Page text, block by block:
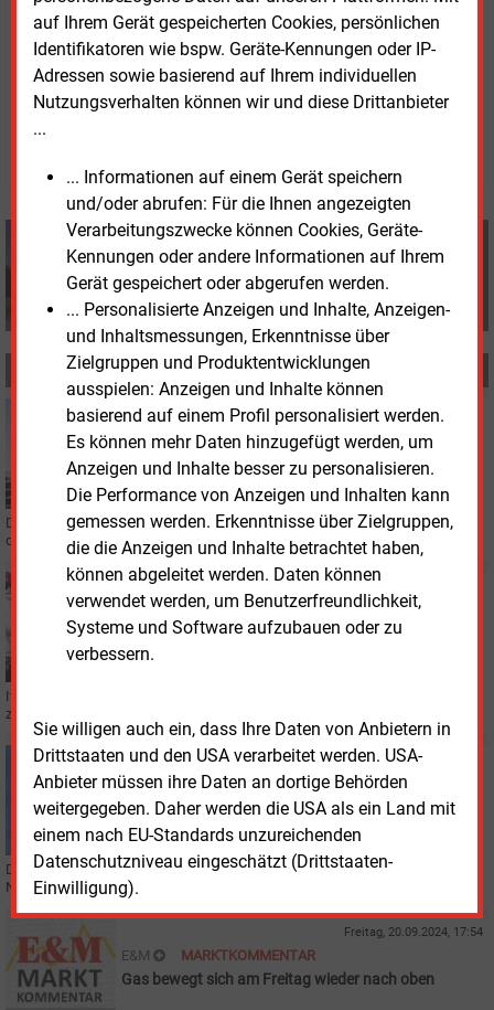
auf Ihrem Gerät gespeicherten Cookies, persönlichen
Identifikatoren wie bspw. Geräte-Kennungen oder IP-
Adressen sowie basierend auf Ihrem individuellen
Nutzungsverhalten können wir und diese Drittanbieter
...
... Informationen auf einem Gerät speichern
und/oder abrufen: Für die Ihnen angezeigten
Verarbeitungszwecke können Cookies, Geräte-
Kennungen oder andere Informationen auf Ihrem
Gerät gespeichert oder abgerufen werden.
... Personalisierte Anzeigen und Inhalte, Anzeigen-
und Inhaltsmessungen, Erkenntnisse über
Zielgruppen und Produktentwicklungen
ausspielen: Anzeigen und Inhalte können
basierend auf einem Profil personalisiert werden.
Es können mehr Daten hinzugefügt werden, um
Anzeigen und Inhalte besser zu personalisieren.
Die Performance von Anzeigen und Inhalten kann
gemessen werden. Erkenntnisse über Zielgruppen,
die die Anzeigen und Inhalte betrachtet haben,
können abgeleitet werden. Daten können
verwendet werden, um Benutzerfreundlichkeit,
Systeme und Software aufzubauen oder zu
verbessern.
Sie willigen auch ein, dass Ihre Daten von Anbietern in
Drittstaaten und den USA verarbeitet werden. USA-
Anbieter müssen ihre Daten an dortige Behörden
weitergegeben. Daher werden die USA als ein Land mit
einem nach EU-Standards unzureichenden
Datenschutzniveau eingeschätzt (Drittstaaten-
Einwilligung).
die russische Gasindustrie prominent vertreten.
Dienstag, 24.09.2024, 10:41 Uhr
Klaus Fischer
Klaus Fischer
+49 (0) 8152 9311 0
info@energie-und-management.de
MEHR ZUM THEMA
Montag, 16.12.2024, 16:58
BETEILIGUNG
Ungarn übernehmen Eon-Geschäft in Rumänien
Der ungarische Energiekonzern MVM hat sich mit dem Essener Konzern auf
den Kauf von Eon Energie Romania und Eon Asist Complet geeinigt.
Mittwoch, 9.10.2024, 14:58
GASNETZ
Großfusion beim Erdgasnetz in Italien
Italgas übernimmt mit 2i Rete Gas die Nummer 2 im Markt und steigt damit
zum größten Verteilnetzbetreiber für Erdgas in Europa auf.
Montag, 23.09.2024, 15:47
WASSERSTOFF
Kein blauer Wasserstoff aus Norwegen
Der Energiekonzern Equinor wird keine Pipeline für blauen Wasserstoff von
Norwegen nach Deutschland bauen.
Freitag, 20.09.2024, 17:54
E&M MARKTKOMMENTAR
Gas bewegt sich am Freitag wieder nach oben